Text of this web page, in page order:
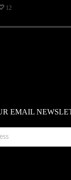
12
EMAIL